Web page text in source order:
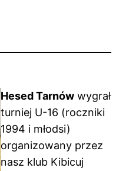
Hesed Tarnów wygrał
turniej U-16 (roczniki
1994 i młodsi)
organizowany przez
nasz klub Kibicuj